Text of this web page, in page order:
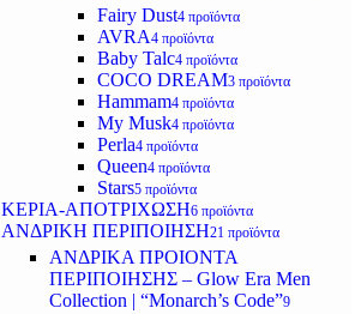
Fairy Dust4 προϊόντα
AVRA4 προϊόντα
Baby Talc4 προϊόντα
COCO DREAM3 προϊόντα
Hammam4 προϊόντα
My Musk4 προϊόντα
Perla4 προϊόντα
Queen4 προϊόντα
Stars5 προϊόντα
ΚΕΡΙΑ-ΑΠΟΤΡΙΧΩΣΗ6 προϊόντα
ΑΝΔΡΙΚΗ ΠΕΡΙΠΟΙΗΣΗ21 προϊόντα
ΑΝΔΡΙΚΑ ΠΡΟΙΟΝΤΑ
ΠΕΡΙΠΟΙΗΣΗΣ – Glow Era Men
Collection | “Monarch’s Code”9